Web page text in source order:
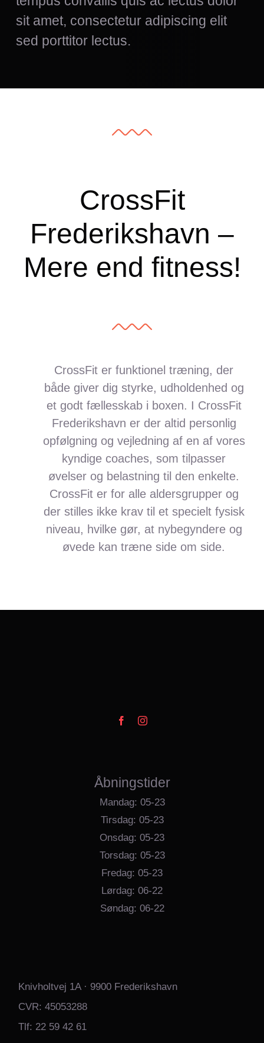
sit amet, consectetur adipiscing elit
sed porttitor lectus.
CrossFit
Frederikshavn –
Mere end fitness!
CrossFit er funktionel træning, der
både giver dig styrke, udholdenhed og
et godt fællesskab i boxen. I CrossFit
Frederikshavn er der altid personlig
opfølgning og vejledning af en af vores
kyndige coaches, som tilpasser
øvelser og belastning til den enkelte.
CrossFit er for alle aldersgrupper og
der stilles ikke krav til et specielt fysisk
niveau, hvilke gør, at nybegyndere og
øvede kan træne side om side.
Åbningstider
Mandag: 05-23
Tirsdag: 05-23
Onsdag: 05-23
Torsdag: 05-23
Fredag: 05-23
Lørdag: 06-22
Søndag: 06-22
Knivholtvej 1A · 9900 Frederikshavn
CVR: 45053288
Tlf: 22 59 42 61